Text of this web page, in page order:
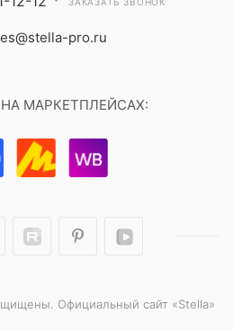
pro.ru
МАРКЕТПЛЕЙСАХ:
Официальный сайт «Stella»